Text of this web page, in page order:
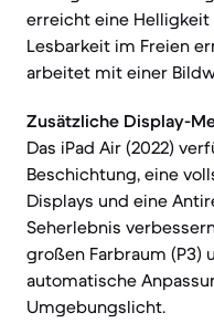
erreicht eine Helligkeit
Lesbarkeit im Freien
arbeitet mit einer
Zusätzliche Display-
Das iPad Air (2022)
Beschichtung, eine
Displays und eine
Seherlebnis
großen Farbraum (P3)
automatische
Umgebungslicht.